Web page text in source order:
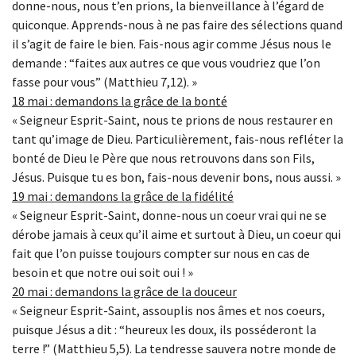
donne-nous, nous t’en prions, la bienveillance à l’égard de
quiconque. Apprends-nous à ne pas faire des sélections quand
il s’agit de faire le bien. Fais-nous agir comme Jésus nous le
demande : “faites aux autres ce que vous voudriez que l’on
fasse pour vous” (Matthieu 7,12). »
18 mai : demandons la grâce de la bonté
« Seigneur Esprit-Saint, nous te prions de nous restaurer en
tant qu’image de Dieu. Particulièrement, fais-nous refléter la
bonté de Dieu le Père que nous retrouvons dans son Fils,
Jésus. Puisque tu es bon, fais-nous devenir bons, nous aussi. »
19 mai : demandons la grâce de la fidélité
« Seigneur Esprit-Saint, donne-nous un coeur vrai qui ne se
dérobe jamais à ceux qu’il aime et surtout à Dieu, un coeur qui
fait que l’on puisse toujours compter sur nous en cas de
besoin et que notre oui soit oui ! »
20 mai : demandons la grâce de la douceur
« Seigneur Esprit-Saint, assouplis nos âmes et nos coeurs,
puisque Jésus a dit : “heureux les doux, ils posséderont la
terre !” (Matthieu 5,5). La tendresse sauvera notre monde de